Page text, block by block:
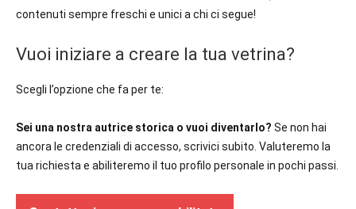
contenuti sempre freschi e unici a chi ci segue!
Vuoi iniziare a creare la tua vetrina?
Scegli l’opzione che fa per te:
Sei una nostra autrice storica o vuoi diventarlo? Se non hai
ancora le credenziali di accesso, scrivici subito. Valuteremo la
tua richiesta e abiliteremo il tuo profilo personale in pochi passi.